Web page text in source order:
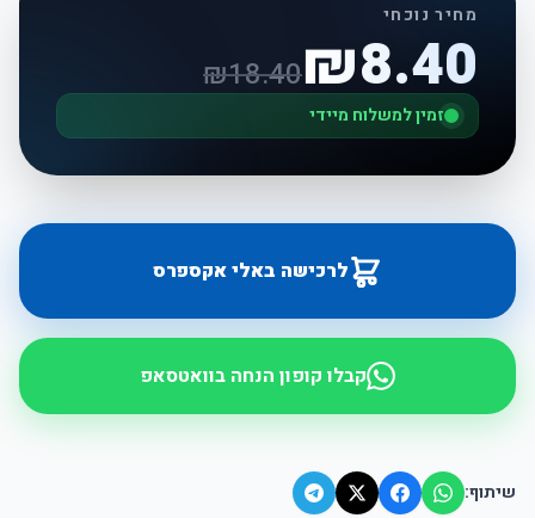
מחיר נוכחי
₪8.40
₪18.40
זמין למשלוח מיידי
לרכישה באלי אקספרס
קבלו קופון הנחה בוואטסאפ
שיתוף: